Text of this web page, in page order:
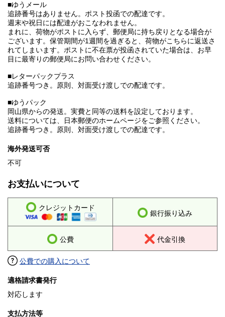
■ゆうメール
追跡番号はありません。ポスト投函での配達です。
週末や祝日には配達がおこなわれません。
まれに、荷物がポストに入らず、郵便局に持ち戻りとなる場合が
ございます。保管期間が1週間を過ぎると、荷物がこちらに返送さ
れてしまいます。ポストに不在票が投函されていた場合は、お早
目に最寄りの郵便局にお問い合わせください。
■レターパックプラス
追跡番号つき。原則、対面受け渡しでの配達です。
■ゆうパック
岡山県からの発送。実費と同等の送料を設定しております。
送料については、日本郵便のホームページをご参照ください。
追跡番号つき。原則、対面受け渡しでの配達です。
海外発送可否
不可
お支払いについて
クレジットカード
銀行振り込み
公費 代金引換
公費での購入について
適格請求書発行
対応します
支払方法等